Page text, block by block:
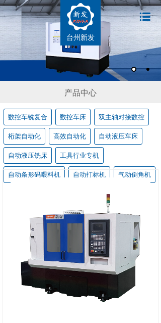
台州新发
产品中心
数控车铣复合 数控车床 双主轴对接数控
桁架自动化 高效自动化 自动液压车床
自动液压铣床 工具行业专机
自动条形码喂料机 自动打标机 气动倒角机